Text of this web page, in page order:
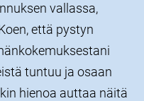
vallassa,
että pystyn
tuntuu ja osaan
hienoa auttaa näitä